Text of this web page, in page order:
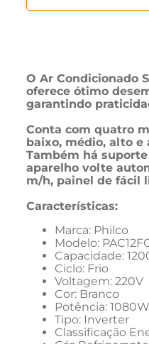
O Ar Condicionado
oferece ótimo
garantindo
Conta com quatro
baixo, médio, alto
Também há
aparelho volte
m/h, painel de fácil
Características:
Marca: Philco
Modelo:
Capacidade:
Ciclo: Frio
Voltagem: 220V
Cor: Branco
Potência: 1080W
Tipo: Inverter
Classificação